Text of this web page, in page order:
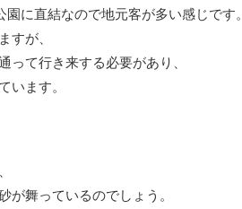
に直結なので地元客が多い感じです。
すが、
って行き来する必要があり、
います。
が舞っているのでしょう。